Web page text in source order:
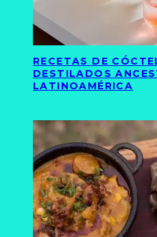
RECETAS DE
DESTILADOS
LATINOAMÉRICA